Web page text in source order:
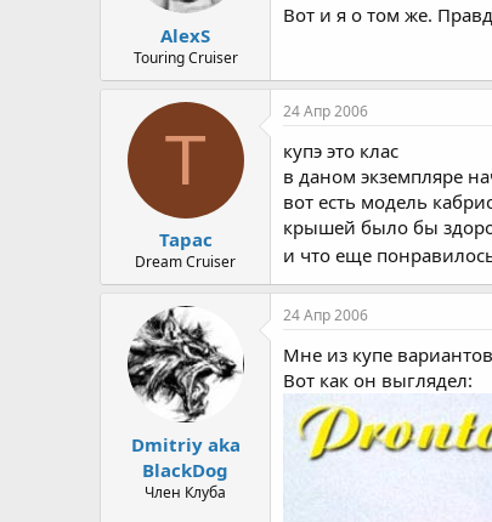
AlexS
Touring Cruiser
Вот и я о том же.
Т
Тарас
Dream Cruiser
24 Апр 2006
купэ это клас
в даном экземпляре
вот есть модель
крышей было бы
и что еще
Dmitriy aka
BlackDog
Член Клуба
24 Апр 2006
Мне из купе
Вот как он выглядел: